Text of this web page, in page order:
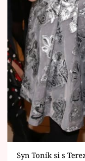
Syn Toník si s